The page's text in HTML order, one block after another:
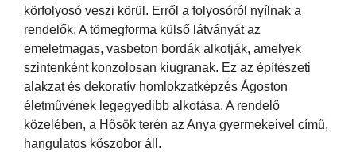
körfolyosó veszi körül. Erről a folyosóról nyílnak a
rendelők. A tömegforma külső látványát az
emeletmagas, vasbeton bordák alkotják, amelyek
szintenként konzolosan kiugranak. Ez az építészeti
alakzat és dekoratív homlokzatképzés Ágoston
életművének legegyedibb alkotása. A rendelő
közelében, a Hősök terén az Anya gyermekeivel című,
hangulatos kőszobor áll.